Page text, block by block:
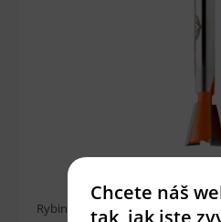
Rybinová stopková fréza
Chcete náš
tak, jak jste